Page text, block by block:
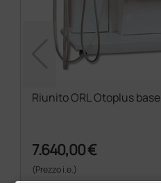
Riunito ORL Otoplus base
7.640,00 €
(Prezzo i.e.)